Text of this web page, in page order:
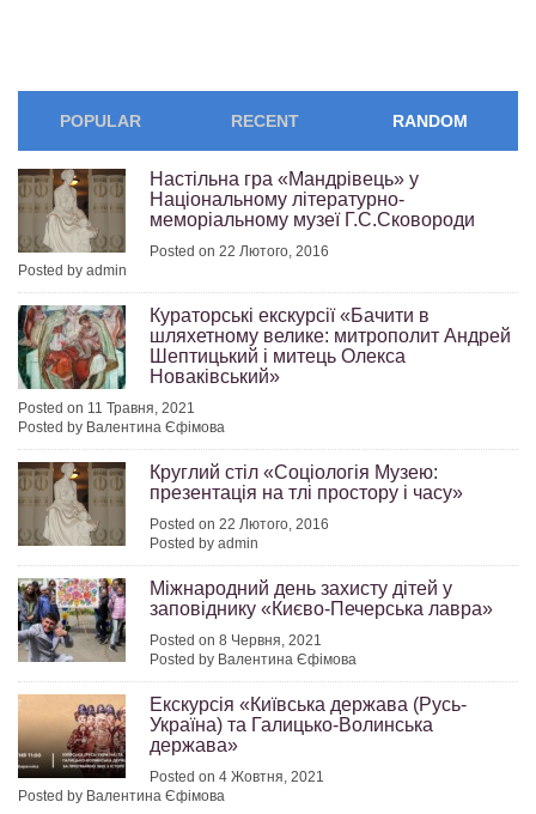
POPULAR RECENT RANDOM
Настільна гра «Мандрівець» у
Національному літературно-
меморіальному музеї Г.С.Сковороди
Posted on 22 Лютого, 2016
Posted by admin
Кураторські екскурсії «Бачити в
шляхетному велике: митрополит Андрей
Шептицький і митець Олекса
Новаківський»
Posted on 11 Травня, 2021
Posted by Валентина Єфімова
Круглий стіл «Соціологія Музею:
презентація на тлі простору і часу»
Posted on 22 Лютого, 2016
Posted by admin
Міжнародний день захисту дітей у
заповіднику «Києво-Печерська лавра»
Posted on 8 Червня, 2021
Posted by Валентина Єфімова
Екскурсія «Київська держава (Русь-
Україна) та Галицько-Волинська
держава»
Posted on 4 Жовтня, 2021
Posted by Валентина Єфімова